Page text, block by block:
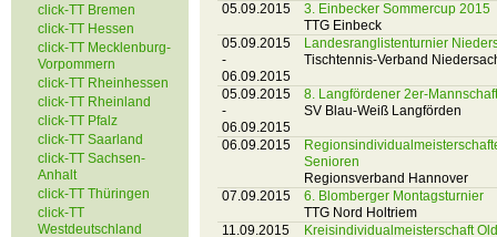
click-TT Bremen
click-TT Hessen
click-TT Mecklenburg-
Vorpommern
click-TT Rheinhessen
click-TT Rheinland
click-TT Pfalz
click-TT Saarland
click-TT Sachsen-
Anhalt
click-TT Thüringen
click-TT
Westdeutschland
05.09.2015
3. Einbecker Sommercup 2015
TTG Einbeck
05.09.2015
-
06.09.2015
Landesranglistenturnier
Tischtennis-Verband
05.09.2015
-
06.09.2015
8. Langfördener 2er-
SV Blau-Weiß Langförden
06.09.2015
Senioren
Regionsverband Hannover
07.09.2015
6. Blomberger Montagsturnier
TTG Nord Holtriem
11.09.2015
Kreisindividualmeisterschaft